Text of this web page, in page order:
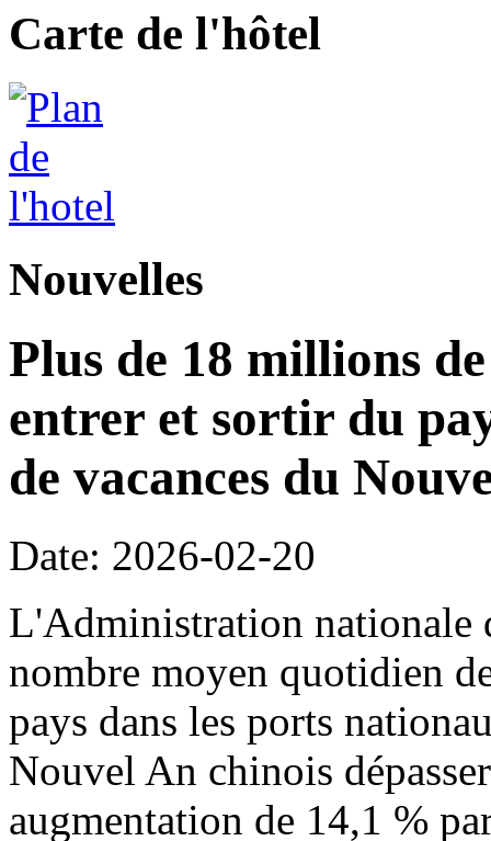
Carte de l'hôtel
Nouvelles
Plus de 18 millions
entrer et sortir du
de vacances du
Date: 2026-02-20
L'Administration nationale
nombre moyen quotidien
pays dans les ports
Nouvel An chinois
augmentation de 14,1 %